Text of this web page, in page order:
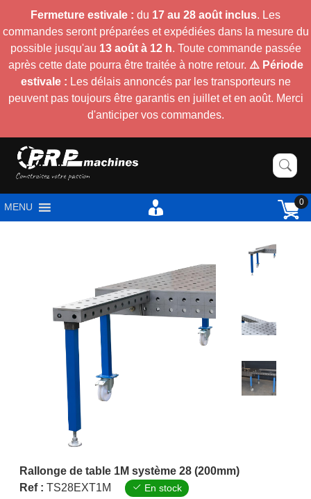
Fermeture estivale : du 17 au 28 août inclus. Les
commandes seront préparées et expédiées dans la mesure du
possible jusqu'au 13 août à 12 h. Toute commande passée
après cette date pourra être traitée à notre retour. ⚠️ Période
estivale : Les délais annoncés par les transporteurs ne
peuvent pas toujours être garantis en juillet et en août. Merci
d'anticiper vos commandes.
MENU 0
Rallonge de table 1M système 28 (200mm)
Ref : TS28EXT1M En stock